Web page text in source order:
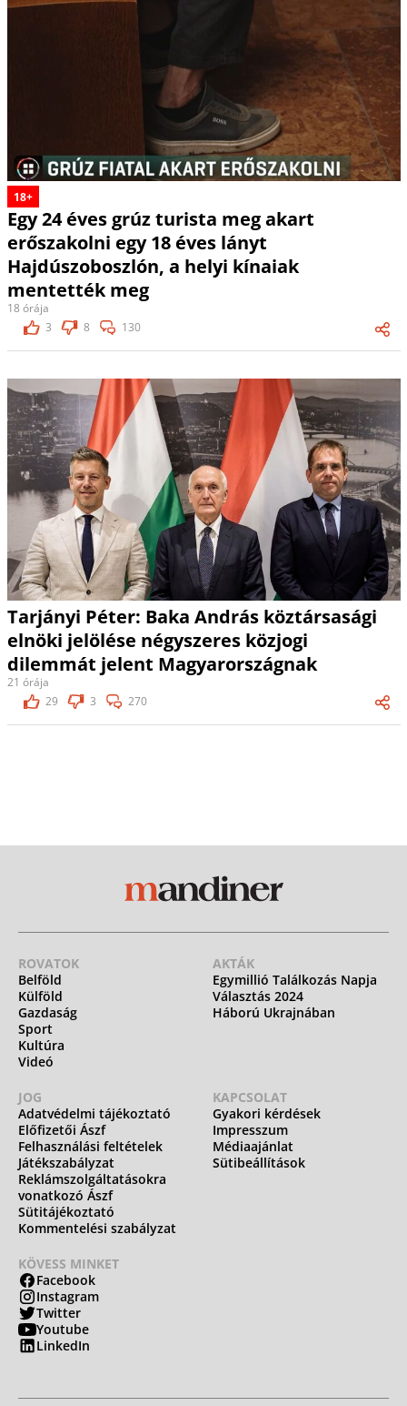
18+
Egy 24 éves grúz turista meg akart
erőszakolni egy 18 éves lányt
Hajdúszoboszlón, a helyi kínaiak
mentették meg
18 órája
3
8 130
Tarjányi Péter: Baka András köztársasági
elnöki jelölése négyszeres közjogi
dilemmát jelent Magyarországnak
21 órája
29
3 270
ROVATOK
Belföld
Külföld
Gazdaság
Sport
Kultúra
Videó
AKTÁK
Egymillió Találkozás Napja
Választás 2024
Háború Ukrajnában
JOG
Adatvédelmi tájékoztató
Előfizetői Ászf
Felhasználási feltételek
Játékszabályzat
Reklámszolgáltatásokra
vonatkozó Ászf
Sütitájékoztató
Kommentelési szabályzat
KAPCSOLAT
Gyakori kérdések
Impresszum
Médiaajánlat
Sütibeállítások
KÖVESS MINKET
Facebook
Instagram
Twitter
Youtube
LinkedIn